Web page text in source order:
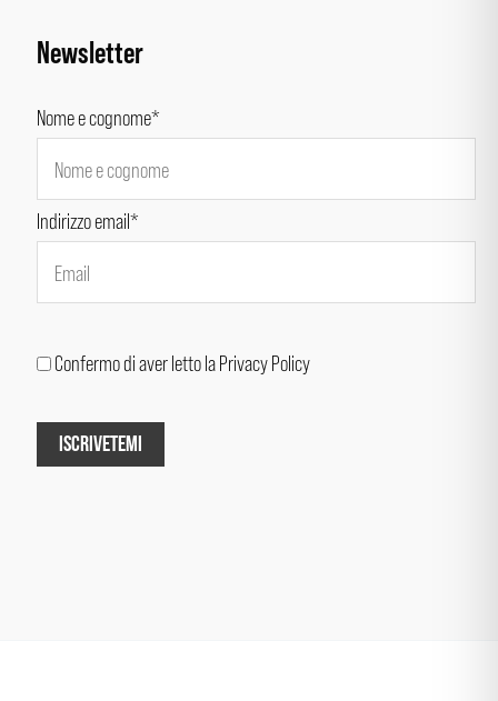
Newsletter
Nome e cognome*
Indirizzo email*
Confermo di aver letto la Privacy Policy